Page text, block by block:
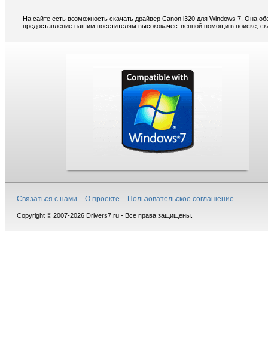
На сайте есть возможность скачать драйвер Canon i320 для Windows 7. Она
предоставление нашим посетителям высококачественной помощи в поиске,
Связаться с нами О проекте Пользовательское соглашение
Copyright © 2007-2026 Drivers7.ru - Все права защищены.